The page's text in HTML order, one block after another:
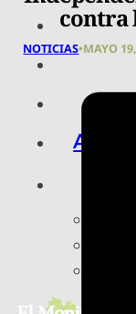
contra
NOTICIAS•MAYO